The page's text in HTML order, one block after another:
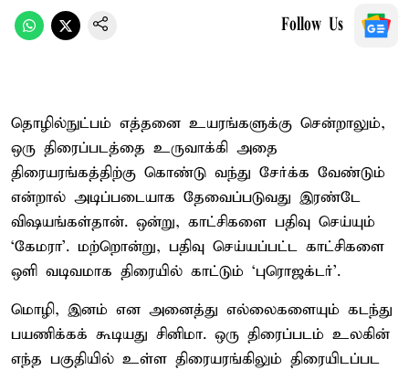
Follow Us
தொழில்நுட்பம் எத்தனை உயரங்களுக்கு சென்றாலும்,
ஒரு திரைப்படத்தை உருவாக்கி அதை
திரையரங்கத்திற்கு கொண்டு வந்து சேர்க்க வேண்டும்
என்றால் அடிப்படையாக தேவைப்படுவது இரண்டே
விஷயங்கள்தான். ஒன்று, காட்சிகளை பதிவு செய்யும்
‘கேமரா’. மற்றொன்று, பதிவு செய்யப்பட்ட காட்சிகளை
ஒளி வடிவமாக திரையில் காட்டும் ‘புரொஜக்டர்’.
மொழி, இனம் என அனைத்து எல்லைகளையும் கடந்து
பயணிக்கக் கூடியது சினிமா. ஒரு திரைப்படம் உலகின்
எந்த பகுதியில் உள்ள திரையரங்கிலும் திரையிடப்பட